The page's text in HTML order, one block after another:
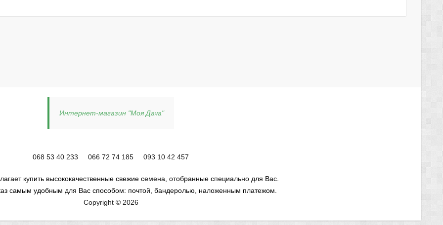
Интернет-магазин "Моя Дача"
068 53 40 233 066 72 74 185 093 10 42 457
купить высококачественные свежие семена, отобранные специально для Вас.
самым удобным для Вас способом: почтой, бандеролью, наложенным платежом.
Copyright © 2026